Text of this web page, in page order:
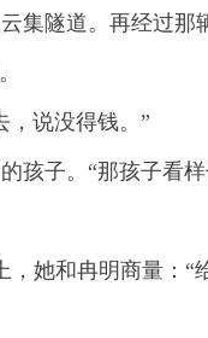
隧道。再经过那
说没得钱。”
子。“那孩子看样
和冉明商量：“